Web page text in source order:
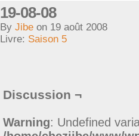
19-08-08
By Jibe on 19 août 2008
Livre: Saison 5
Discussion ¬
Warning: Undefined